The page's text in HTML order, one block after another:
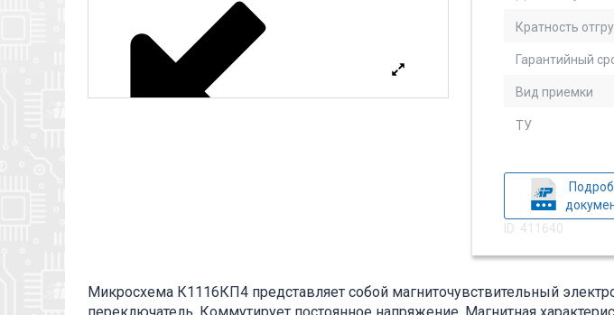
Кратность
Гарантийный
Вид приемки
ТУ
ID: 411640
Микросхема К1116КП4 представляет собой магниточувствительный
переключатель. Коммутирует постоянное напряжение. Магнитная